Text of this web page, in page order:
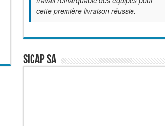
cette première livraison réussie.
SICAP SA